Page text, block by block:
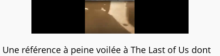
Une référence à peine voilée à The Last of Us dont